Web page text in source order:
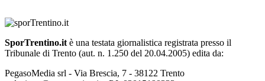
SporTrentino.it è una testata giornalistica registrata presso il
Tribunale di Trento (aut. n. 1.250 del 20.04.2005) edita da:
PegasoMedia srl - Via Brescia, 7 - 38122 Trento